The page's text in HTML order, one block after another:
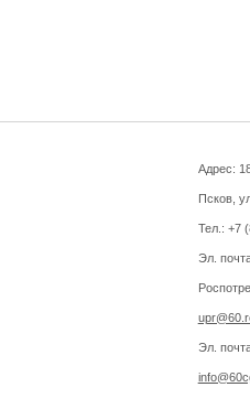
Адрес:
Псков,
Тел.: +7
Эл.
Эл.